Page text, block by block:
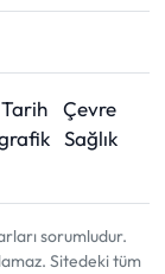
Tarih
Çevre
Sağlık
sorumludur.
Sitedeki tüm